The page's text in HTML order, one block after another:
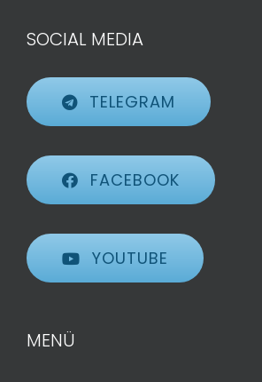
SOCIAL MEDIA
TELEGRAM
FACEBOOK
YOUTUBE
MENÜ